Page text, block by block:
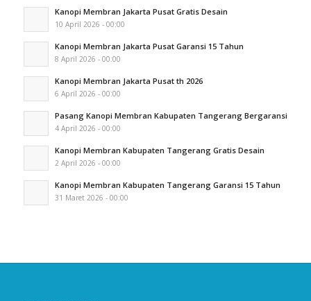
Kanopi Membran Jakarta Pusat Gratis Desain
10 April 2026 - 00:00
Kanopi Membran Jakarta Pusat Garansi 15 Tahun
8 April 2026 - 00:00
Kanopi Membran Jakarta Pusat th 2026
6 April 2026 - 00:00
Pasang Kanopi Membran Kabupaten Tangerang Bergaransi
4 April 2026 - 00:00
Kanopi Membran Kabupaten Tangerang Gratis Desain
2 April 2026 - 00:00
Kanopi Membran Kabupaten Tangerang Garansi 15 Tahun
31 Maret 2026 - 00:00